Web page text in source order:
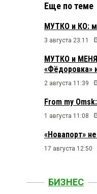
Еще по теме
МУТКО и КО:
3 августа 23:11
МУТКО и
«Фёдоровка»
2 августа 11:39
From my
1 августа 11:08
«Новапорт»
17 августа 12:50
БИЗНЕС